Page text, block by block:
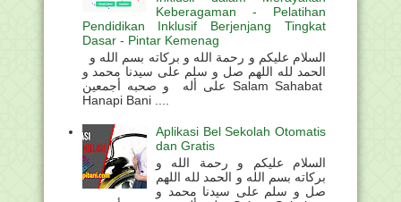
Keberagaman - Pelatihan
Pendidikan Inklusif Berjenjang Tingkat
Dasar - Pintar Kemenag
الحمد لله اللهم صل و سلم على سيدنا محمد و
على أله و صحبه أجمعين Salam Sahabat
Hanapi Bani ....
Aplikasi Bel Sekolah Otomatis
dan Gratis
السلام عليكم و رحمة الله و
بركاته بسم الله و الحمد لله اللهم
صل و سلم على سيدنا محمد و